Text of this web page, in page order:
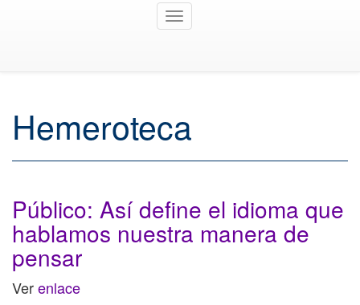
Toggle
Hemeroteca
Público: Así define el idioma que
hablamos nuestra manera de
pensar
Verenlace